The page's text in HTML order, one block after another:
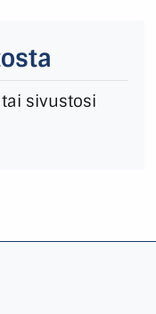
sivustosi